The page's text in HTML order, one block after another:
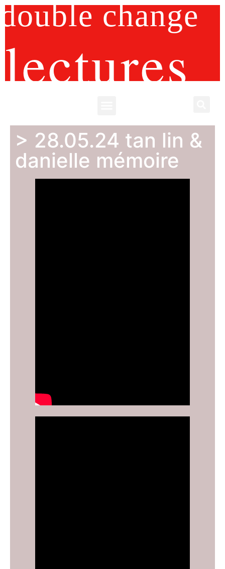
double change
lectures
> 28.05.24 tan lin &
danielle mémoire